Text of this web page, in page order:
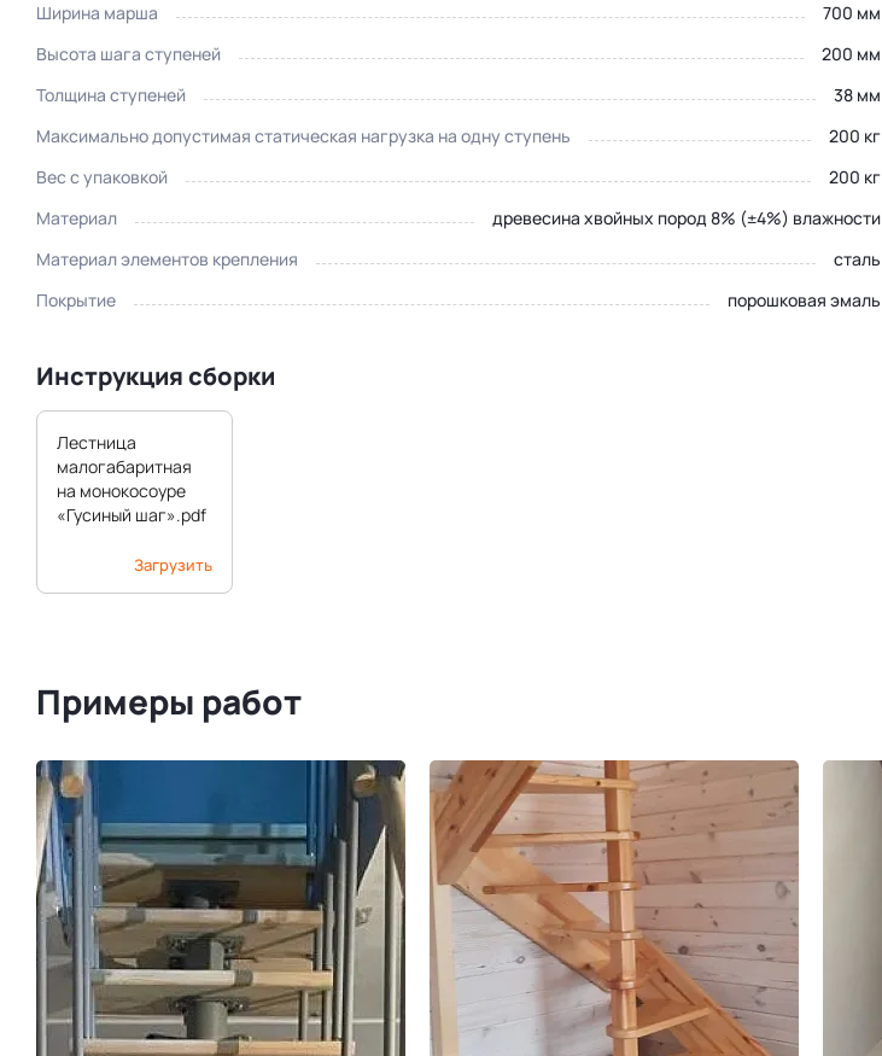
Ширина марша
700 мм
Высота шага ступеней
200 мм
Толщина ступеней
38 мм
Максимально допустимая статическая нагрузка на одну ступень
200 кг
Вес с упаковкой
200 кг
Материал
древесина хвойных пород 8% (±4%) влажности
Материал элементов крепления
сталь
Покрытие
порошковая эмаль
Инструкция сборки
Лестница
малогабаритная
на монокосоуре
«Гусиный шаг».pdf
Загрузить
Примеры работ